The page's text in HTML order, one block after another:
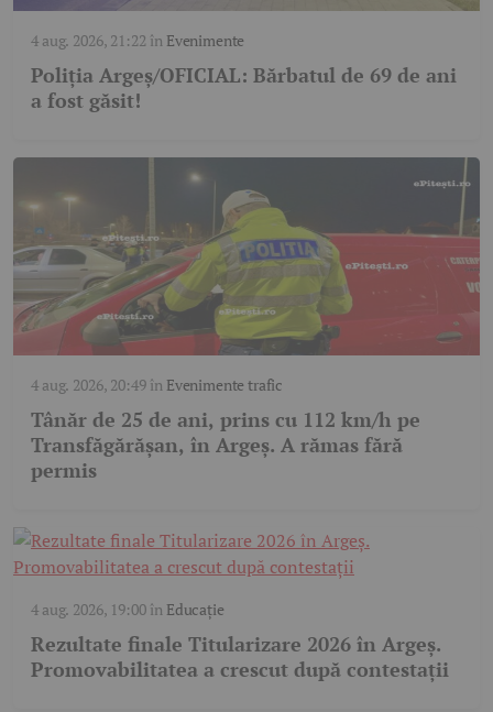
4 aug. 2026, 21:22 în Evenimente
Poliția Argeș/OFICIAL: Bărbatul de 69 de ani
a fost găsit!
4 aug. 2026, 20:49în Evenimente trafic
Tânăr de 25 de ani, prins cu 112 km/h pe
Transfăgărășan, în Argeș. A rămas fără
permis
4 aug. 2026, 19:00în Educație
Rezultate finale Titularizare 2026 în Argeș.
Promovabilitatea a crescut după contestații